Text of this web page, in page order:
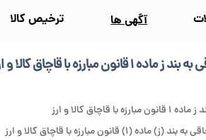
آگهی‌ ها ترخیص کالا
با قاچاق کالا و ارز
کالا و ارز